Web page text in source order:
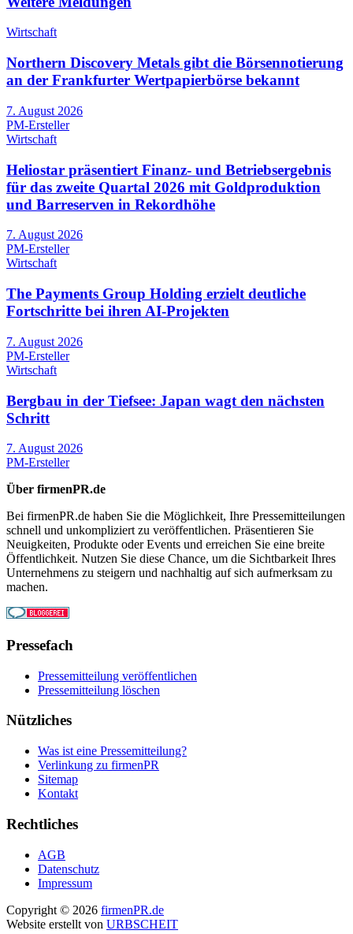
Wirtschaft
Northern Discovery Metals gibt die Börsennotierung
an der Frankfurter Wertpapierbörse bekannt
7. August 2026
PM-Ersteller
Wirtschaft
Heliostar präsentiert Finanz- und Betriebsergebnis
für das zweite Quartal 2026 mit Goldproduktion
und Barreserven in Rekordhöhe
7. August 2026
PM-Ersteller
Wirtschaft
The Payments Group Holding erzielt deutliche
Fortschritte bei ihren AI-Projekten
7. August 2026
PM-Ersteller
Wirtschaft
Bergbau in der Tiefsee: Japan wagt den nächsten
Schritt
7. August 2026
PM-Ersteller
Über firmenPR.de
Bei firmenPR.de haben Sie die Möglichkeit, Ihre Pressemitteilungen
schnell und unkompliziert zu veröffentlichen. Präsentieren Sie
Neuigkeiten, Produkte oder Events und erreichen Sie eine breite
Öffentlichkeit. Nutzen Sie diese Chance, um die Sichtbarkeit Ihres
Unternehmens zu steigern und nachhaltig auf sich aufmerksam zu
machen.
Pressefach
Pressemitteilung veröffentlichen
Pressemitteilung löschen
Nützliches
Was ist eine Pressemitteilung?
Verlinkung zu firmenPR
Sitemap
Kontakt
Rechtliches
AGB
Datenschutz
Impressum
Copyright © 2026 firmenPR.de
Website erstellt von URBSCHEIT